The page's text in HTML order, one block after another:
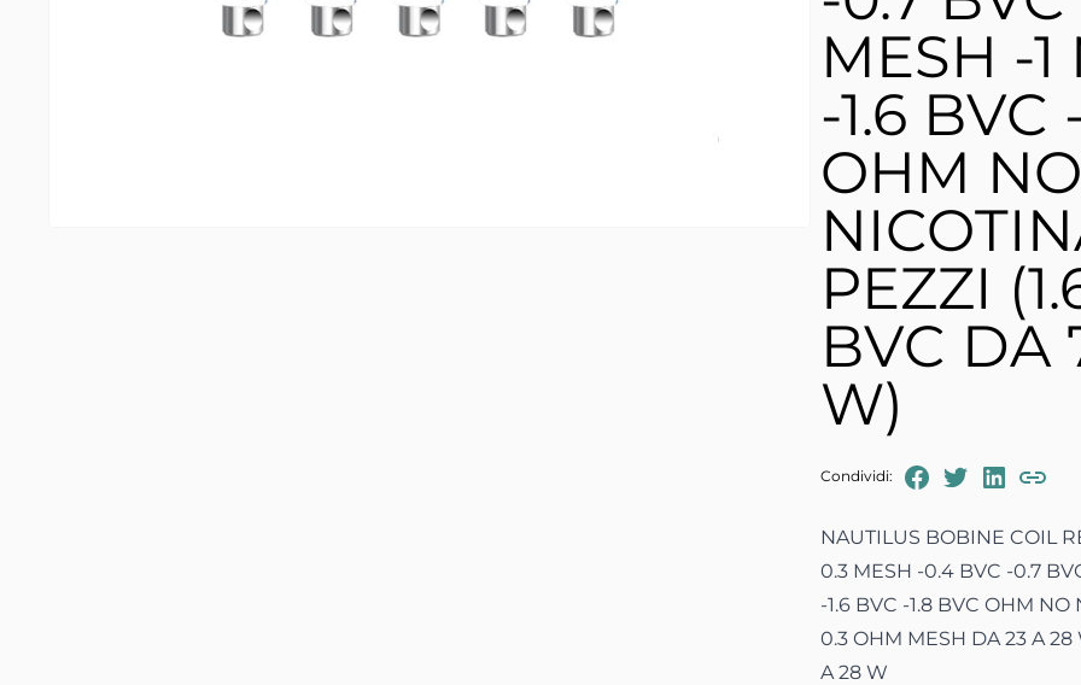
MESH -1
-1.6 BVC
OHM NO
PEZZI
BVC DA
W)
Condividi: FaceBook
TwitterLinkedIn
NAUTILUS BOBINE COIL
0.3 MESH -0.4 BVC -0.7
-1.6 BVC -1.8 BVC OHM NO
0.3 OHM MESH DA 23 A
A 28 W